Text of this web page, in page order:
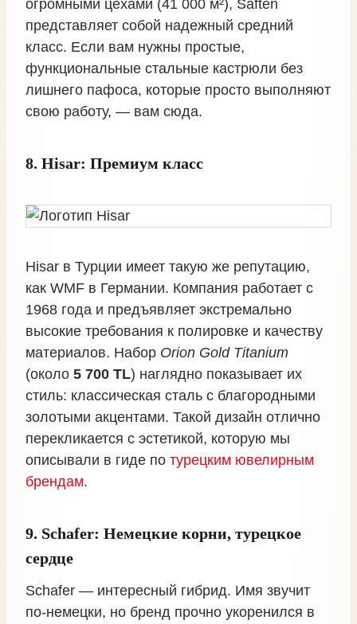
огромными цехами (41 000 м²), Saften
представляет собой надежный средний
класс. Если вам нужны простые,
функциональные стальные кастрюли без
лишнего пафоса, которые просто выполняют
свою работу, — вам сюда.
8. Hisar: Премиум класс
Hisar в Турции имеет такую же репутацию,
как WMF в Германии. Компания работает с
1968 года и предъявляет экстремально
высокие требования к полировке и качеству
материалов. Набор Orion Gold Titanium
(около 5 700 TL) наглядно показывает их
стиль: классическая сталь с благородными
золотыми акцентами. Такой дизайн отлично
перекликается с эстетикой, которую мы
описывали в гиде по турецким ювелирным
брендам.
9. Schafer: Немецкие корни, турецкое
сердце
Schafer — интересный гибрид. Имя звучит
по-немецки, но бренд прочно укоренился в